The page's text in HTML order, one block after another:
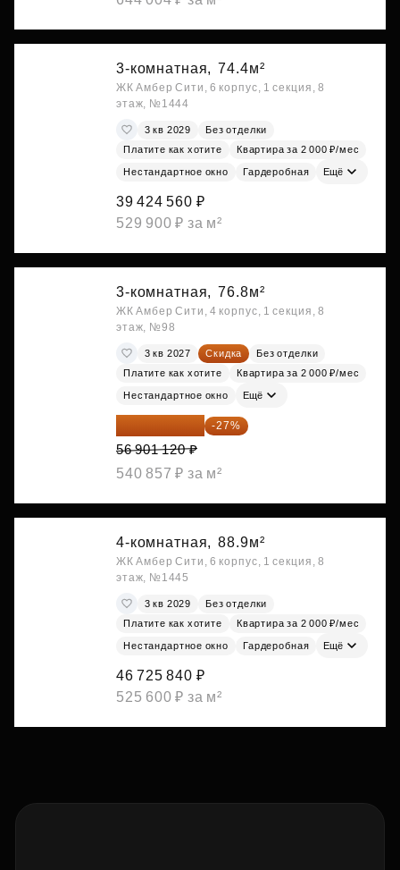
3-комнатная, 74.4м²
ЖК Амбер Сити, 6 корпус, 1 секция, 8
этаж, №1444
3 кв 2029
Без отделки
Платите как хотите
Квартира за 2 000 ₽/мес
Нестандартное окно Гардеробная Ещё
39 424 560 ₽
529 900 ₽ за м²
3-комнатная, 76.8м²
ЖК Амбер Сити, 4 корпус, 1 секция, 8
этаж, №98
3 кв 2027 Скидка
Без отделки
Платите как хотите
Квартира за 2 000 ₽/мес
Нестандартное окно Ещё
41 537 818 ₽ -27%
56 901 120 ₽
540 857 ₽ за м²
4-комнатная, 88.9м²
ЖК Амбер Сити, 6 корпус, 1 секция, 8
этаж, №1445
3 кв 2029
Без отделки
Платите как хотите
Квартира за 2 000 ₽/мес
Нестандартное окно Гардеробная Ещё
46 725 840 ₽
525 600 ₽ за м²